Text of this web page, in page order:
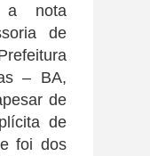
a nota
de
– BA,
de
de
foi dos